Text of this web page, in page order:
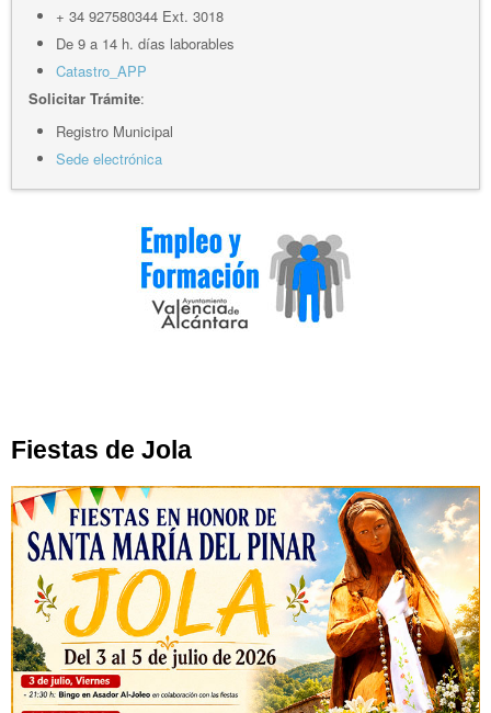
+ 34 927580344 Ext. 3018
De 9 a 14 h. días laborables
Catastro_APP
Solicitar Trámite:
Registro Municipal
Sede electrónica
Fiestas de Jola